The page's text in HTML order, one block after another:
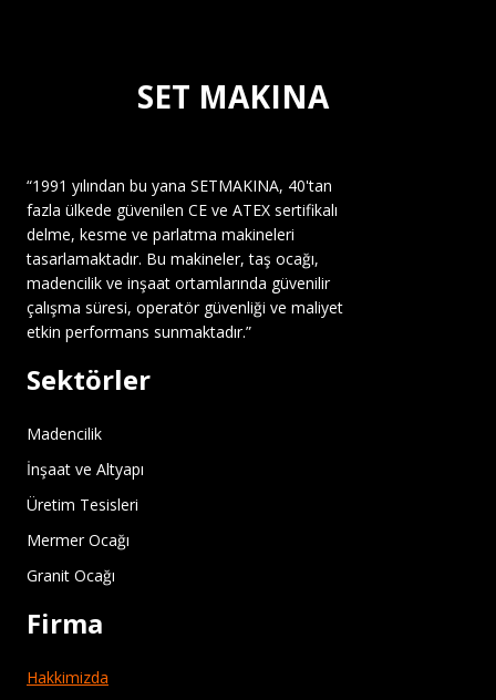
SET MAKINA
“1991 yılından bu yana SETMAKINA, 40'tan
fazla ülkede güvenilen CE ve ATEX sertifikalı
delme, kesme ve parlatma makineleri
tasarlamaktadır. Bu makineler, taş ocağı,
madencilik ve inşaat ortamlarında güvenilir
çalışma süresi, operatör güvenliği ve maliyet
etkin performans sunmaktadır.”
Sektörler
Madencilik
İnşaat ve Altyapı
Üretim Tesisleri
Mermer Ocağı
Granit Ocağı
Firma
Hakkimizda